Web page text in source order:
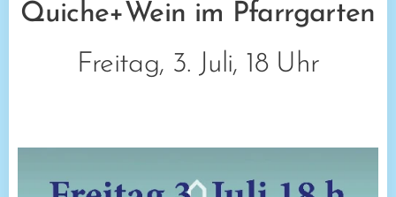
Quiche+Wein im Pfarrgarten
Freitag, 3. Juli, 18 Uhr